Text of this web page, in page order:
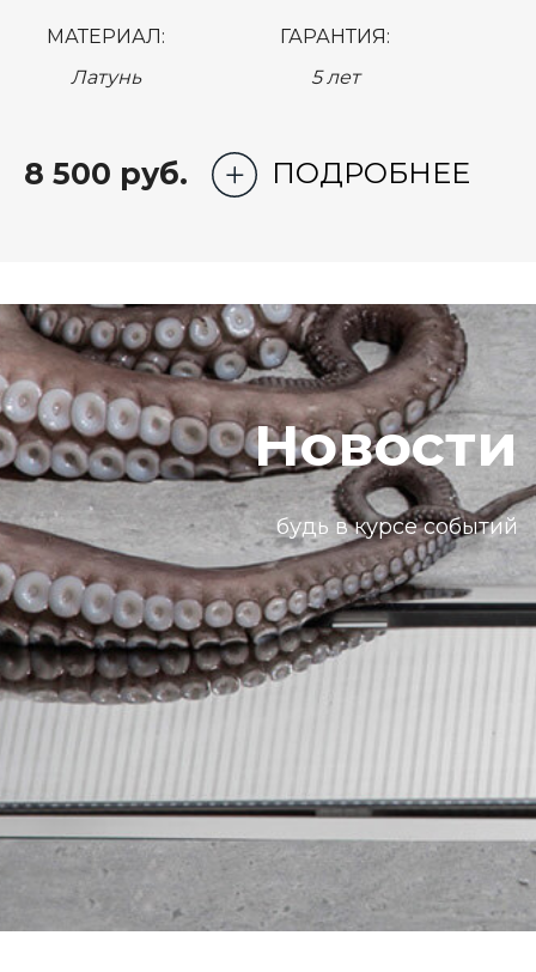
МАТЕРИАЛ:
ГАРАНТИЯ:
Латунь
5 лет
8 500 руб. ПОДРОБНЕЕ
Новости
будь в курсе событий